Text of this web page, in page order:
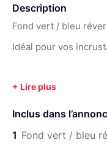
Description
Fond vert / bleu
Idéal pour vos
Inclus dans
1 Fond vert / bleu